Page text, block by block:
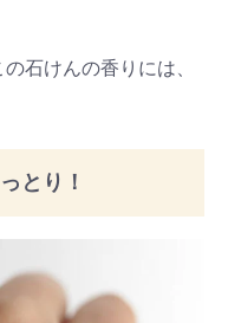
石けんの香りには、
とり！